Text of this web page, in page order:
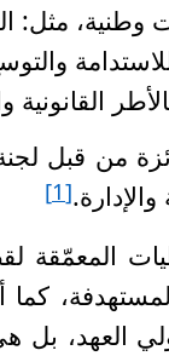
مثل:
من قبل
[1]
المعمّقة
، كما
بل